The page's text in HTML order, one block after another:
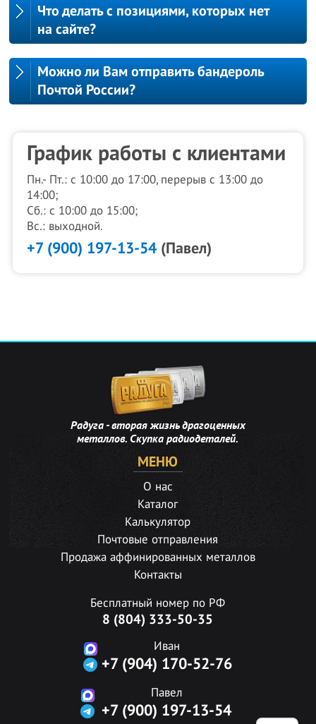
Что делать с позициями, которых нет
на сайте?
Можно ли Вам отправить бандероль
Почтой России?
График работы с клиентами
Пн.- Пт.: с 10:00 до 17:00, перерыв с 13:00 до
14:00;
Сб.: с 10:00 до 15:00;
Вс.: выходной.
+7 (900) 197-13-54(Павел)
Радуга - вторая жизнь драгоценных
металлов. Скупка радиодеталей.
МЕНЮ
О нас
Каталог
Калькулятор
Почтовые отправления
Продажа аффинированных металлов
Контакты
Бесплатный номер по РФ
8 (804) 333-50-35
Иван
+7 (904) 170-52-76
Павел
+7 (900) 197-13-54